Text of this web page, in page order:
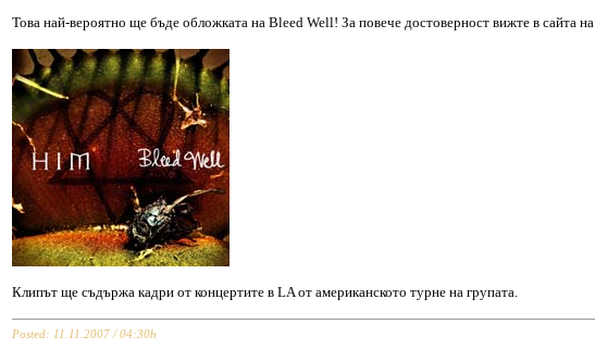
Това най-вероятно ще бъде обложката на Bleed Well! За повече достоверност вижте в сайта на
Клипът ще съдържа кадри от концертите в LA от американското турне на групата.
Posted: 11.11.2007 / 04:30h